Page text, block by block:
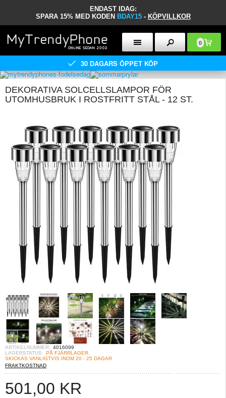
ENDAST IDAG:
SPARA 15% MED KODEN BDAY15 - KÖPVILLKOR
0
30 DAGARS ÖPPET KÖP
DEKORATIVA SOLCELLSLAMPOR FÖR
UTOMHUSBRUK I ROSTFRITT STÅL - 12 ST.
ARTIKELNUMMER: 4016099
LAGERSTATUS: PÅ FJÄRRLAGER.
SKICKAS VANLIGTVIS INOM 20 - 25 DAGAR
FRAKTKOSTNAD
501,00 KR